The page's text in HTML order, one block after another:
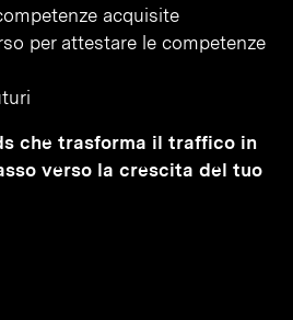
acquisite
per attestare le competenze
che trasforma il traffico in
verso la crescita del tuo